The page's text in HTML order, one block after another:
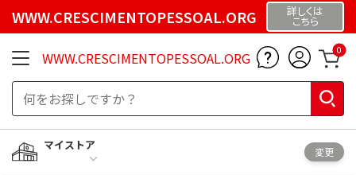
WWW.CRESCIMENTOPESSOAL.ORG 詳しくは
こちら
WWW.CRESCIMENTOPESSOAL.ORG 0
マイストア
変更